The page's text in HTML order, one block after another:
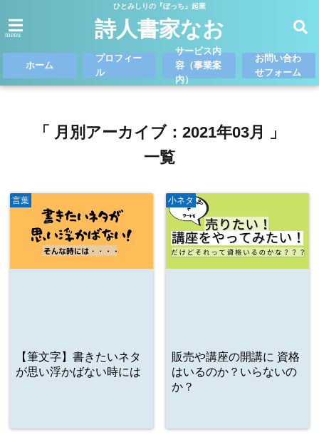
ひとみしりの『ぼっち』起業
menu 詩人書家なお
ホーム
プロフィー
ル
サービス内
容（事業案
内）
お問い合わ
せフォーム
「 月別アーカイブ：2021年03月 」
一覧
言葉
【筆文字】書きたいネタ
が思い浮かばない時には
小ネタ
販売や講座の開講に 資格
はいるのか？いらないの
か？